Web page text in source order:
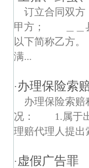
订立合同双
甲方； ＿＿县
以下简称乙方
满...
·办理保险索
办理保险索
况： 1.属于出
理赔代理人提
· 虚假广告罪